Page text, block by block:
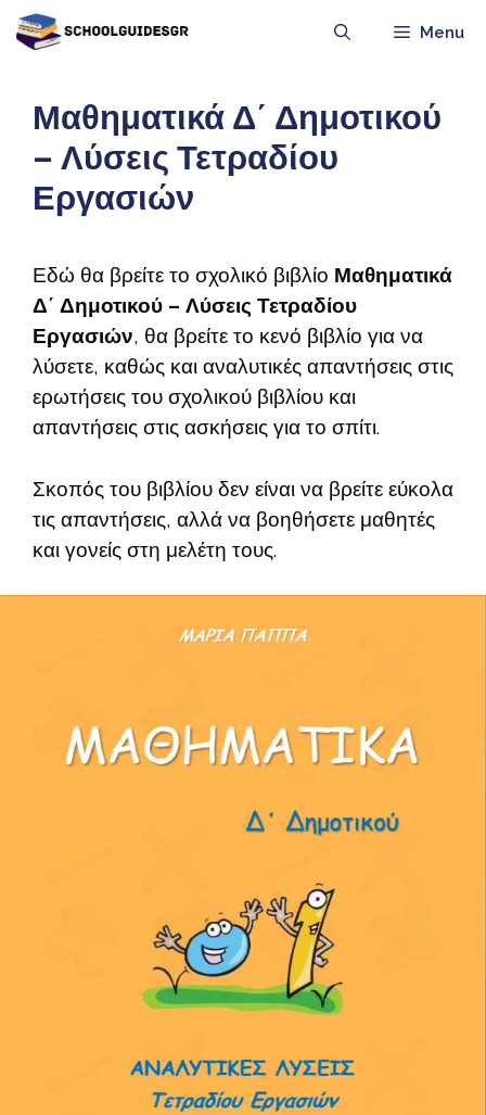
Μετάβαση
σε
Menu
Μαθηματικά Δ΄ Δημοτικού
– Λύσεις Τετραδίου
Εργασιών
Εδώ θα βρείτε το σχολικό βιβλίο Μαθηματικά
Δ΄ Δημοτικού – Λύσεις Τετραδίου
Εργασιών, θα βρείτε το κενό βιβλίο για να
λύσετε, καθώς και αναλυτικές απαντήσεις στις
ερωτήσεις του σχολικού βιβλίου και
απαντήσεις στις ασκήσεις για το σπίτι.
Σκοπός του βιβλίου δεν είναι να βρείτε εύκολα
τις απαντήσεις, αλλά να βοηθήσετε μαθητές
και γονείς στη μελέτη τους.